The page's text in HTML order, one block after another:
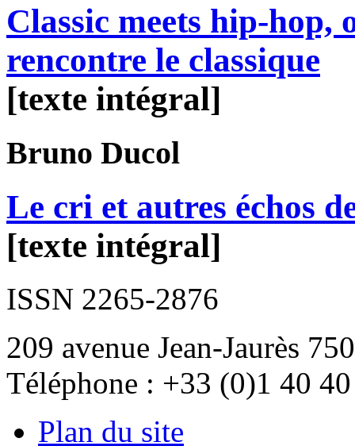
Classic meets hip-hop,
rencontre le classique
[texte intégral]
Bruno Ducol
Le cri et autres échos
[texte intégral]
ISSN 2265-2876
209 avenue Jean-Jaurès
Téléphone : +33 (0)1 40
Plan du site